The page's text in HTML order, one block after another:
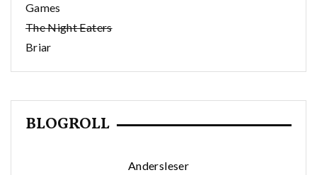
Games
The Night Eaters
Briar
BLOGROLL
Andersleser